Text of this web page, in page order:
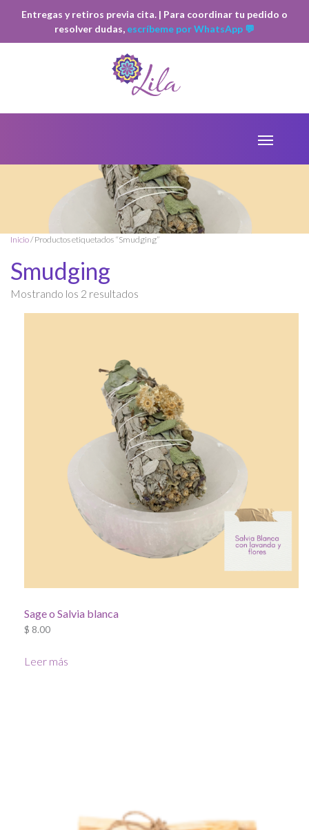
Entregas y retiros previa cita. | Para coordinar tu pedido o
resolver dudas, escríbeme por WhatsApp 💬
Inicio/ Productos etiquetados “Smudging”
Smudging
Mostrando los 2 resultados
por
bajo
Sage o Salvia blanca
$ 8.00
Leer más